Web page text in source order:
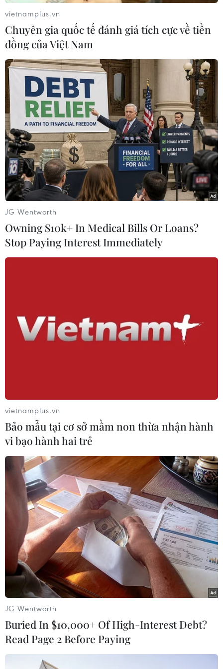
#SUV #Lamborghini #BMW X6
#Bentley
#Porsche
Theo dõi VietnamPlus
loạt mẫu xe thuần điện “thế hệ mới”
07/08/2026 01:52
04/08/2026 23:03
Bứt phá trước "tháng Ngâu": Hãng xe
đồng loạt bung chiêu kích cầu đa
dạng
04/08/2026 04:29
Ôtô Trung Quốc có tạo nên “làn sóng
tràn” tại châu Âu?
04/08/2026 00:17
Châu Phi tận dụng lợi thế quang điện
cho ngành xe điện
03/08/2026 09:46
Thiếu tài xế, khoảng 25-30% xe đầu
vietnamplus.vn
Chuyên gia quốc tế đánh giá tích cực về tiền
đồng của Việt Nam
JG Wentworth
Owning $10k+ In Medical Bills Or Loans?
Stop Paying Interest Immediately
vietnamplus.vn
Bảo mẫu tại cơ sở mầm non thừa nhận hành
vi bạo hành hai trẻ
JG Wentworth
Buried In $10,000+ Of High-Interest Debt?
Read Page 2 Before Paying